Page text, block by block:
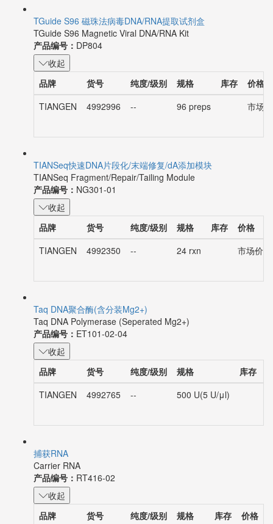
TGuide S96 磁珠法病毒DNA/RNA提取试剂盒
TGuide S96 Magnetic Viral DNA/RNA Kit
产品编号： DP804
收起
品牌
货号 纯度/级别 规格 库存
价格
TIANGEN
4992996 -- 96 preps 市场
TIANSeq快速DNA片段化/末端修复/dA添加模块
TIANSeq Fragment/Repair/Tailing Module
产品编号： NG301-01
收起
品牌
货号 纯度/级别 规格 库存
价格
TIANGEN
4992350 -- 24 rxn 市场价
Taq DNA聚合酶(含分装Mg2+)
Taq DNA Polymerase (Seperated Mg2+)
产品编号： ET101-02-04
收起
品牌
货号 纯度/级别 规格 库存
TIANGEN
4992765 -- 500 U(5 U/μl)
捕获RNA
Carrier RNA
产品编号： RT416-02
收起
品牌
货号 纯度/级别 规格 库存
价格